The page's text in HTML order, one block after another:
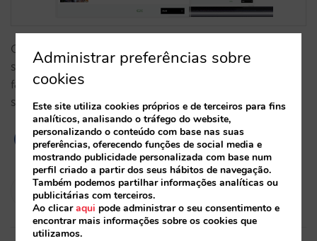
Compilámos todas as funcionalidades do nosso
sistema de extras que lhe permitirão configurar
facilmente uma proposta diferenciada e aumentar o
seu valor médio de reserva.…
Isabel Rey
20/03/2024
Administrar preferências sobre
cookies
Este site utiliza cookies próprios e de terceiros para fins
analíticos, analisando o tráfego do website,
personalizando o conteúdo com base nas suas
preferências, oferecendo funções de social media e
mostrando publicidade personalizada com base num
perfil criado a partir dos seus hábitos de navegação.
Também podemos partilhar informações analíticas ou
publicitárias com terceiros.
Ao clicaraqui pode administrar o seu consentimento e
encontrar mais informações sobre os cookies que
utilizamos.